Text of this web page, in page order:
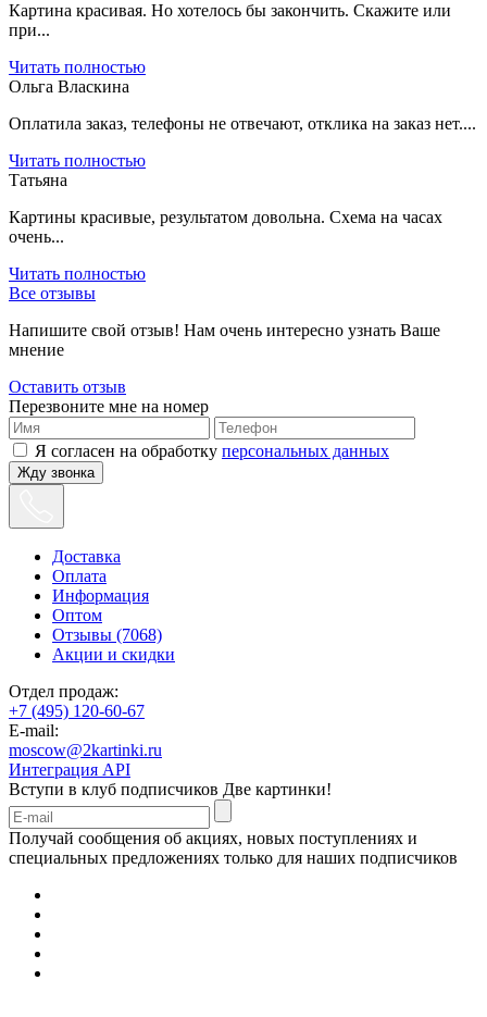
Картина красивая. Но хотелось бы закончить. Скажите или
при...
Читать полностью
Ольга Власкина
Оплатила заказ, телефоны не отвечают, отклика на заказ нет....
Читать полностью
Татьяна
Картины красивые, результатом довольна. Схема на часах
очень...
Читать полностью
Все отзывы
Напишите свой отзыв! Нам очень интересно узнать Ваше
мнение
Оставить отзыв
Перезвоните мне на номер
Я согласен на обработку персональных данных
Жду звонка
Доставка
Оплата
Информация
Оптом
Отзывы (7068)
Акции и скидки
Отдел продаж:
+7 (495) 120-60-67
E-mail:
moscow@2kartinki.ru
Интеграция API
Вступи в клуб подписчиков Две картинки!
Получай сообщения об акциях, новых поступлениях и
специальных предложениях только для наших подписчиков